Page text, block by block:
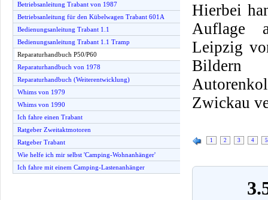
Betriebsanleitung Trabant von 1987
Betriebsanleitung für den Kübelwagen Trabant 601A
Bedienungsanleitung Trabant 1.1
Bedienungsanleitung Trabant 1.1 Tramp
Reparaturhandbuch P50/P60
Reparaturhandbuch von 1978
Reparaturhandbuch (Weiterentwicklung)
Whims von 1979
Whims von 1990
Ich fahre einen Trabant
Ratgeber Zweitaktmotoren
Ratgeber Trabant
Wie helfe ich mir selbst 'Camping-Wohnanhänger'
Ich fahre mit einem Camping-Lastenanhänger
Hierbei
Auflage
Leipzig
Zwickau
1 2 3 4 5